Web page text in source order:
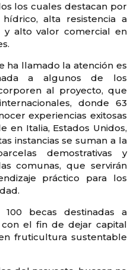
los cuales destacan por
alta resistencia a
y alto valor comercial en
ha llamado la atención es
a algunos de los
al proyecto, que
donde 63
experiencias exitosas
en Italia, Estados Unidos,
instancias se suman a la
demostrativas y
comunas, que servirán
práctico para los
becas destinadas a
con el fin de dejar capital
fruticultura sustentable